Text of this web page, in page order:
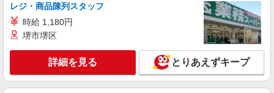
派遣社員
株式会社kotrio /●UT-H-2067383
大田原市/未経験OK★誰かの支えになれる人
時給1500円〜2125円 ＜日払い有/週払い有/交
通費全支給(ガソリン代含む)＞
大田原市
レジ・商品陳列スタッフ
時給 1,180円
堺市堺区
詳細を見る とりあえずキープ